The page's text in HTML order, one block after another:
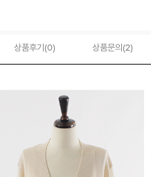
상품후기(0) 상품문의 (2)